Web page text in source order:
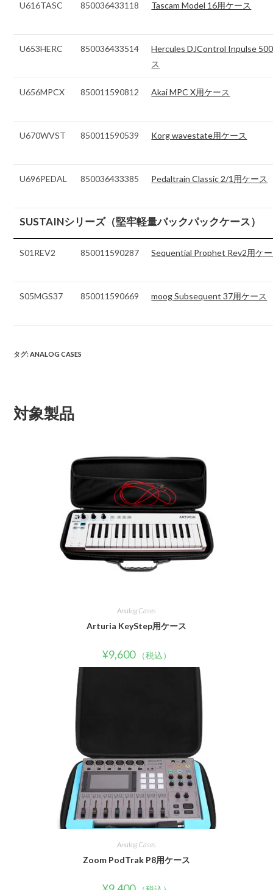
U616TASC 850036433118 Tascam Model 16用ケース
U653HERC 850036433514
Hercules DJControl Inpulse
ス
U656MPCX 850011590812 Akai MPC X用ケース
U670WVST 850011590539 Korg wavestate用ケース
U696PEDAL 850036433385 Pedaltrain Classic 2/1用ケース
SUSTAINシリーズ（堅牢軽量バックパックケース）
S01REV2 850011590287 Sequential Prophet Rev2用ケ
S05MGS37 850011590669 moog Subsequent 37用ケース
タグ:ANALOG CASES
対象製品
Analog Cases
Arturia KeyStep用ケース
¥9,600 （税込）
Analog Cases
Zoom PodTrak P8用ケース